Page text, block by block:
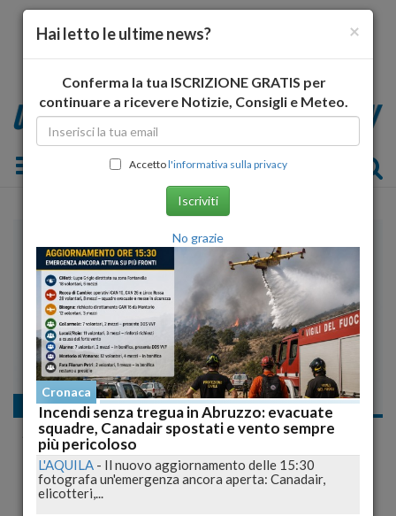
Toggle navigation
Cronaca nazionale
Selvaggia Lucarelli al Vetriolo, "Le Ciabatte
di Valerio Scanu Hanno Scatenato la
Tempesta"
×
Hai letto le ultime news?
Conferma la tua ISCRIZIONE GRATIS per
continuare a ricevere Notizie, Consigli e Meteo.
Accettol'informativa sulla privacy
Iscriviti
No grazie
Cronaca
Incendi senza tregua in Abruzzo: evacuate
squadre, Canadair spostati e vento sempre
più pericoloso
L'AQUILA - Il nuovo aggiornamento delle 15:30
fotografa un'emergenza ancora aperta: Canadair,
elicotteri,...